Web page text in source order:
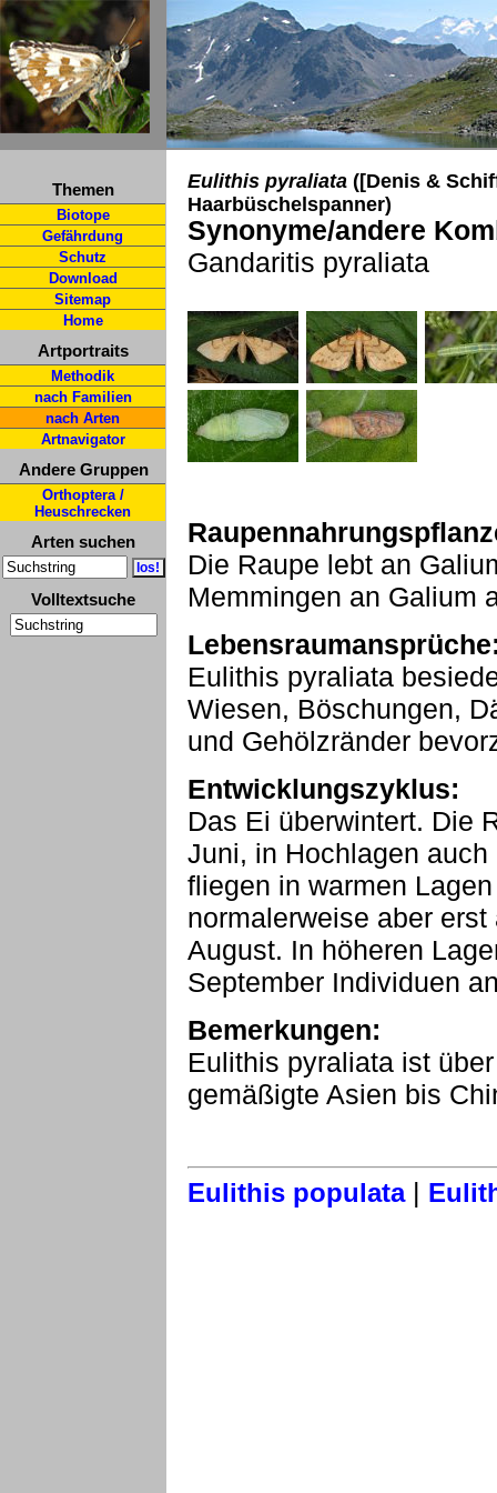
Themen
Biotope
Gefährdung
Schutz
Download
Sitemap
Home
Artportraits
Methodik
nach Familien
nach Arten
Artnavigator
Andere Gruppen
Orthoptera /
Heuschrecken
Arten suchen
Volltextsuche
Eulithis pyraliata ([Denis &
Haarbüschelspanner)
Synonyme/andere
Gandaritis pyraliata
Die Raupe lebt an
Memmingen an Galium
Eulithis pyraliata
Wiesen, Böschungen,
und Gehölzränder
Entwicklungszyklus:
Das Ei überwintert. Die
Juni, in Hochlagen
fliegen in warmen
normalerweise aber
August. In höheren
September Individuen
Bemerkungen:
Eulithis pyraliata ist
gemäßigte Asien bis
Eulithis populata|